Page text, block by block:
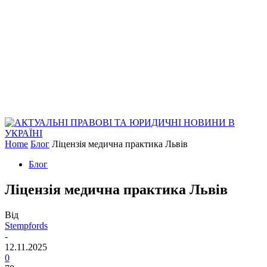
Home Блог Ліцензія медична практика Львів
Блог
Ліцензія медична практика Львів
Від
Stempfords
-
12.11.2025
0